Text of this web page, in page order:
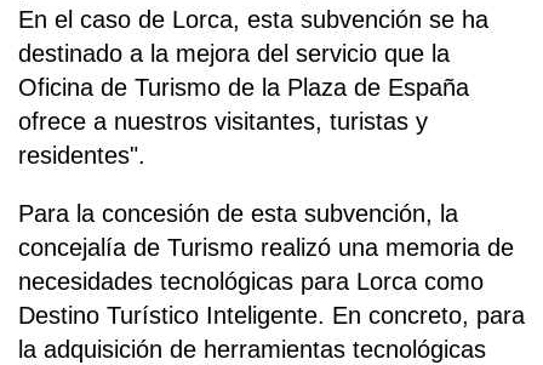
En el caso de Lorca, esta subvención se ha
destinado a la mejora del servicio que la
Oficina de Turismo de la Plaza de España
ofrece a nuestros visitantes, turistas y
residentes".
Para la concesión de esta subvención, la
concejalía de Turismo realizó una memoria de
necesidades tecnológicas para Lorca como
Destino Turístico Inteligente. En concreto, para
la adquisición de herramientas tecnológicas